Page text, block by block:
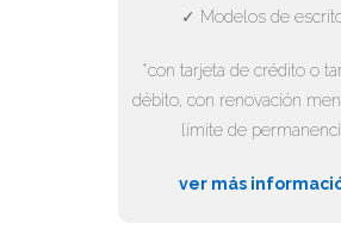
✓ Modelos de
*con tarjeta de crédito o
débito, con renovación
límite de
ver más